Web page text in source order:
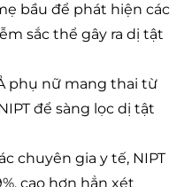
bầu để phát hiện các
sắc thể gây ra dị tật
phụ nữ mang thai từ
để sàng lọc dị tật
chuyên gia y tế, NIPT
cao hơn hẳn xét